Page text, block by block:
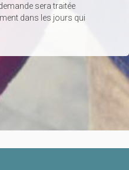
sera traitée
dans les jours qui